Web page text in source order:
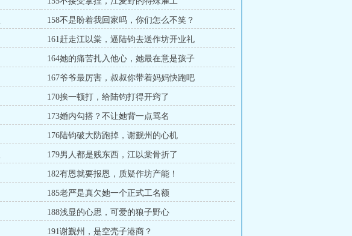
158不是盼着我回家吗，你们怎么不笑？
161赶走江以棠，逼陆钧去送作坊开业礼
164她的痛苦扎入他心，她最在意是孩子
167爷爷最厉害，叔叔你带着妈妈快跑吧
170挨一顿打，给陆钧打得开窍了
173婚内勾搭？不让她背一点骂名
176陆钧破大防跑掉，谢觐州的心机
179男人都是贱东西，江以棠骨折了
182有恩就要报恩，质疑作坊产能！
185老严是真欠她一个正式工名额
188浅显的心思，可爱的狼子野心
191谢觐州，是空壳子港商？